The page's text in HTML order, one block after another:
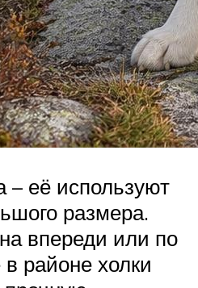
её используют
размера.
впереди или по
районе холки